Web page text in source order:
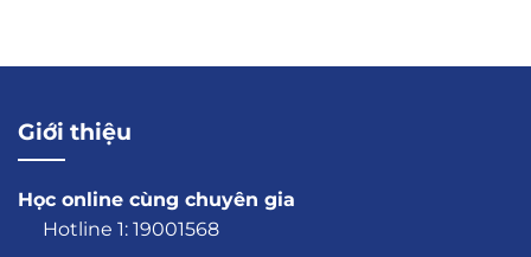
Giới thiệu
Học online cùng chuyên gia
Hotline 1: 19001568